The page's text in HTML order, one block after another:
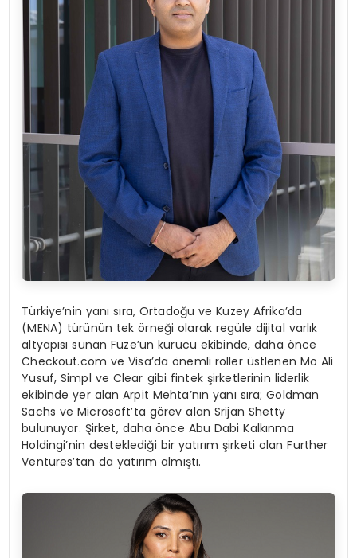
Türkiye’nin yanı sıra, Ortadoğu ve Kuzey Afrika’da
(MENA) türünün tek örneği olarak regüle dijital varlık
altyapısı sunan Fuze’un kurucu ekibinde, daha önce
Checkout.com ve Visa’da önemli roller üstlenen Mo Ali
Yusuf, Simpl ve Clear gibi fintek şirketlerinin liderlik
ekibinde yer alan Arpit Mehta’nın yanı sıra; Goldman
Sachs ve Microsoft’ta görev alan Srijan Shetty
bulunuyor. Şirket, daha önce Abu Dabi Kalkınma
Holdingi’nin desteklediği bir yatırım şirketi olan Further
Ventures’tan da yatırım almıştı.